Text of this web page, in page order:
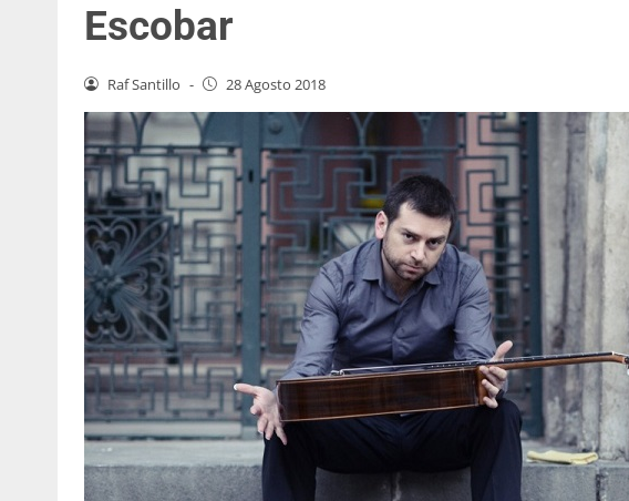
Escobar
Raf Santillo - 28 Agosto 2018